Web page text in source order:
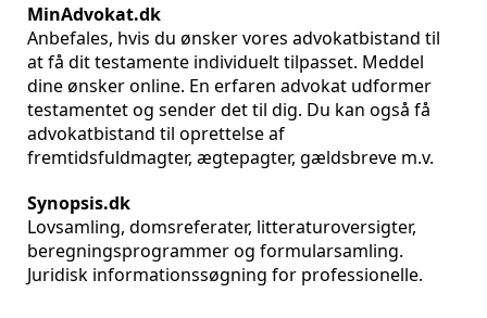
MinAdvokat.dk
Anbefales, hvis du ønsker vores advokatbistand til
at få dit testamente individuelt tilpasset. Meddel
dine ønsker online. En erfaren advokat udformer
testamentet og sender det til dig. Du kan også få
advokatbistand til oprettelse af
fremtidsfuldmagter, ægtepagter, gældsbreve m.v.
Synopsis.dk
Lovsamling, domsreferater, litteraturoversigter,
beregningsprogrammer og formularsamling.
Juridisk informationssøgning for professionelle.